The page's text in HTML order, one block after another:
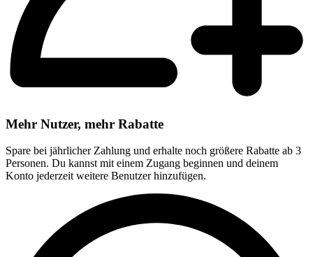
Mehr Nutzer, mehr Rabatte
Spare bei jährlicher Zahlung und erhalte noch größere Rabatte ab 3
Personen. Du kannst mit einem Zugang beginnen und deinem
Konto jederzeit weitere Benutzer hinzufügen.